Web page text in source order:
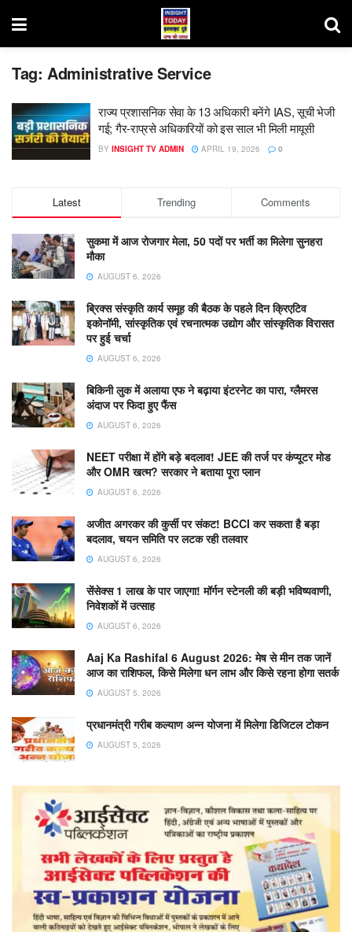
Tag: Administrative Service
राज्य प्रशासनिक सेवा के 13 अधिकारी बनेंगे IAS, सूची भेजी
गई; गैर-राप्रसे अधिकारियों को इस साल भी मिली मायूसी
BY INSIGHT TV ADMIN APRIL 19, 2026 0
Latest Trending Comments
सुकमा में आज रोजगार मेला, 50 पदों पर भर्ती का मिलेगा सुनहरा
मौका
AUGUST 6, 2026
ब्रिक्स संस्कृति कार्य समूह की बैठक के पहले दिन क्रिएटिव
इकोनॉमी, सांस्कृतिक एवं रचनात्मक उद्योग और सांस्कृतिक विरासत
पर हुई चर्चा
AUGUST 6, 2026
बिकिनी लुक में अलाया एफ ने बढ़ाया इंटरनेट का पारा, ग्लैमरस
अंदाज पर फिदा हुए फैंस
AUGUST 6, 2026
NEET परीक्षा में होंगे बड़े बदलाव! JEE की तर्ज पर कंप्यूटर मोड
और OMR खत्म? सरकार ने बताया पूरा प्लान
AUGUST 6, 2026
अजीत अगरकर की कुर्सी पर संकट! BCCI कर सकता है बड़ा
बदलाव, चयन समिति पर लटक रही तलवार
AUGUST 6, 2026
सेंसेक्स 1 लाख के पार जाएगा! मॉर्गन स्टेनली की बड़ी भविष्यवाणी,
निवेशकों में उत्साह
AUGUST 6, 2026
Aaj Ka Rashifal 6 August 2026: मेष से मीन तक जानें
आज का राशिफल, किसे मिलेगा धन लाभ और किसे रहना होगा सतर्क
AUGUST 5, 2026
प्रधानमंत्री गरीब कल्याण अन्न योजना में मिलेगा डिजिटल टोकन
AUGUST 5, 2026